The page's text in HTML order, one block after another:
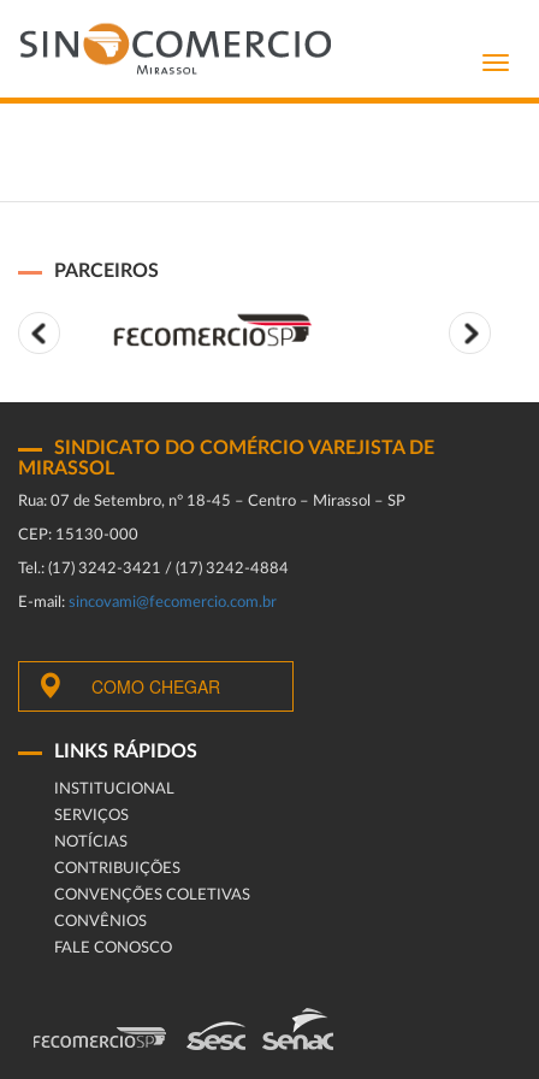
PARCEIROS
SINDICATO DO COMÉRCIO VAREJISTA DE
MIRASSOL
Rua: 07 de Setembro, n° 18-45 – Centro – Mirassol – SP
CEP: 15130-000
Tel.: (17) 3242-3421 / (17) 3242-4884
E-mail: sincovami@fecomercio.com.br
COMO CHEGAR
LINKS RÁPIDOS
INSTITUCIONAL
SERVIÇOS
NOTÍCIAS
CONTRIBUIÇÕES
CONVENÇÕES COLETIVAS
CONVÊNIOS
FALE CONOSCO